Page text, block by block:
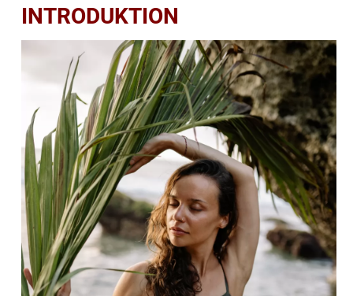
INTRODUKTION